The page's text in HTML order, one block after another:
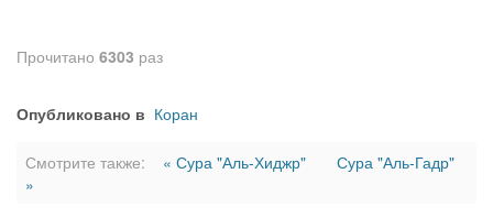
Прочитано 6303 раз
Опубликовано в Коран
Смотрите также: « Сура "Аль-Хиджр"
Сура "Аль-Гадр"
»